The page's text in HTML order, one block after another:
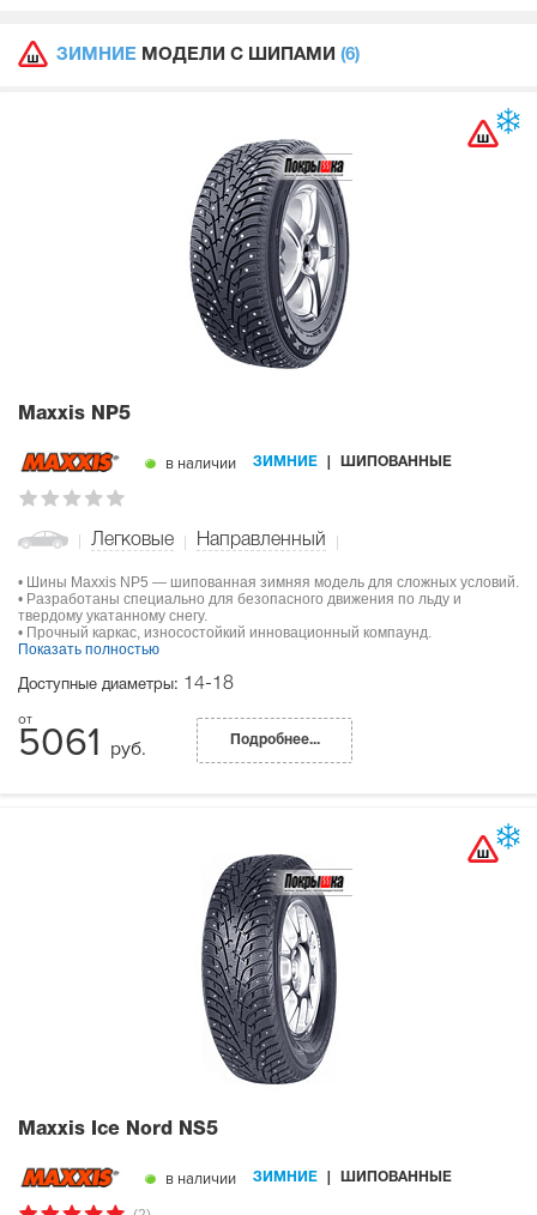
ЗИМНИЕ МОДЕЛИ С ШИПАМИ (6)
Maxxis NP5
в наличии ЗИМНИЕ ШИПОВАННЫЕ
Легковые Направленный
• Шины Maxxis NP5 — шипованная зимняя модель для сложных условий.
• Разработаны специально для безопасного движения по льду и
твердому укатанному снегу.
• Прочный каркас, износостойкий инновационный компаунд.
Показать полностью
Доступные диаметры: 14-18
5061 руб. Подробнее...
Maxxis Ice Nord NS5
в наличии ЗИМНИЕ ШИПОВАННЫЕ